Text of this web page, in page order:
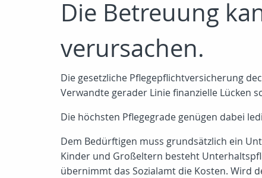
Die Betreuung
verursachen.
Die gesetzliche Pflegepflichtversicherung
Verwandte gerader Linie finanzielle Lücken
Die höchsten Pflegegrade genügen dabei
Dem Bedürftigen muss grundsätzlich ein
Kinder und Großeltern besteht
übernimmt das Sozialamt die Kosten. Wird